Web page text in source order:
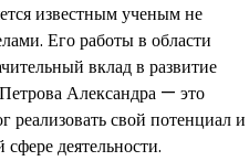
известным ученым не
Его работы в области
вклад в развитие
Александра — это
реализовать свой потенциал и
деятельности.